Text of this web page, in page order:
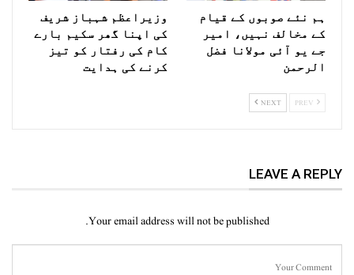
ہم نئے صوبوں کے قیام
کے مخالف نہیں، امیر
جے یو آئی مولانا فضل
الرحمن
وزیراعظم شہباز شریف
کی اپنا گھر سکیم بارے
کام کی رفتار کو تیز
کرنے کی ہدایت
NEXT
LEAVE A REPLY
Your email address will not be published.